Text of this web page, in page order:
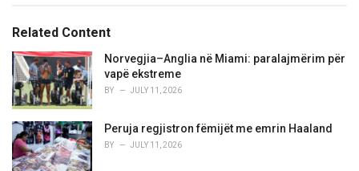
o
r
i
e
s
:
:Related Content
Norvegjia–Anglia në Miami: paralajmërim për
vapë ekstreme
BY JULY 11, 2026
Peruja regjistron fëmijët me emrin Haaland
BY JULY 11, 2026